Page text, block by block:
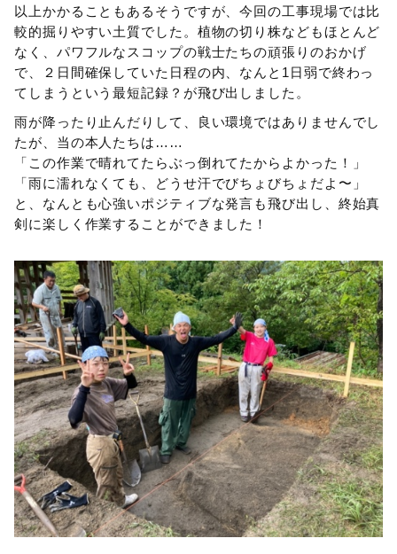
以上かかることもあるそうですが、今回の工事現場では比
較的掘りやすい土質でした。植物の切り株などもほとんど
なく、パワフルなスコップの戦士たちの頑張りのおかげ
で、２日間確保していた日程の内、なんと1日弱で終わっ
てしまうという最短記録？が飛び出しました。
雨が降ったり止んだりして、良い環境ではありませんでし
たが、当の本人たちは……
「この作業で晴れてたらぶっ倒れてたからよかった！」
「雨に濡れなくても、どうせ汗でびちょびちょだよ〜」
と、なんとも心強いポジティブな発言も飛び出し、終始真
剣に楽しく作業することができました！